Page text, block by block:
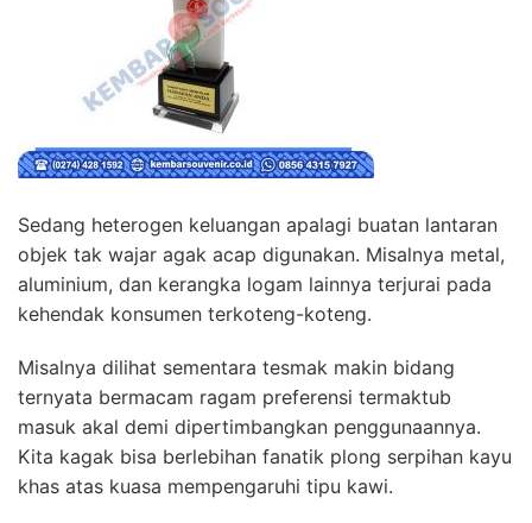
Sedang heterogen keluangan apalagi buatan lantaran
objek tak wajar agak acap digunakan. Misalnya metal,
aluminium, dan kerangka logam lainnya terjurai pada
kehendak konsumen terkoteng-koteng.
Misalnya dilihat sementara tesmak makin bidang
ternyata bermacam ragam preferensi termaktub
masuk akal demi dipertimbangkan penggunaannya.
Kita kagak bisa berlebihan fanatik plong serpihan kayu
khas atas kuasa mempengaruhi tipu kawi.